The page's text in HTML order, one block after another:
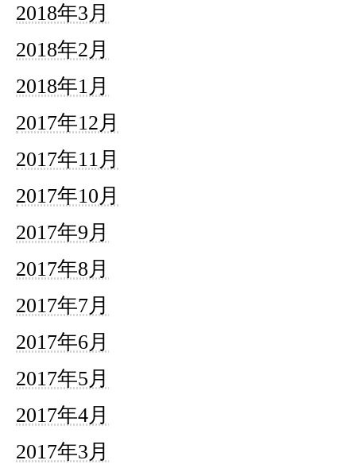
2018年3月
2018年2月
2018年1月
2017年12月
2017年11月
2017年10月
2017年9月
2017年8月
2017年7月
2017年6月
2017年5月
2017年4月
2017年3月